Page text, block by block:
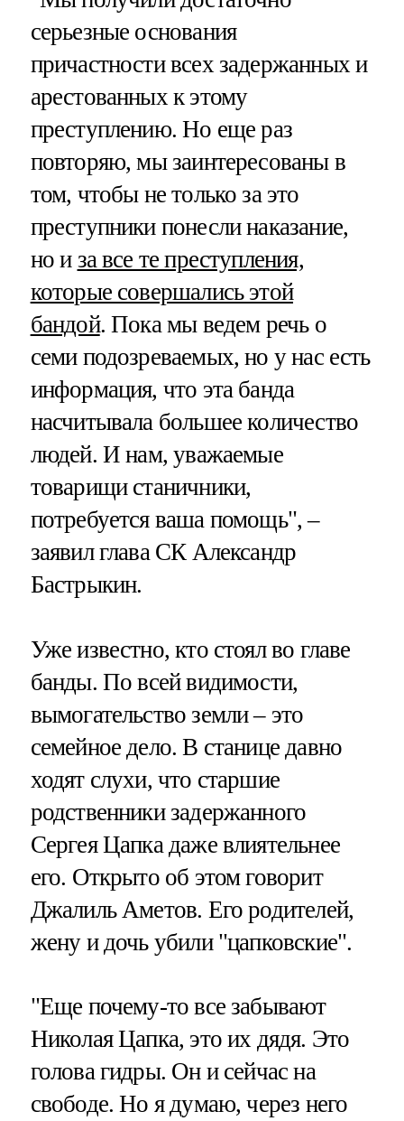
серьезные основания
причастности всех задержанных и
арестованных к этому
преступлению. Но еще раз
повторяю, мы заинтересованы в
том, чтобы не только за это
преступники понесли наказание,
но и за все те преступления,
которые совершались этой
бандой. Пока мы ведем речь о
семи подозреваемых, но у нас есть
информация, что эта банда
насчитывала большее количество
людей. И нам, уважаемые
товарищи станичники,
потребуется ваша помощь", –
заявил глава СК Александр
Бастрыкин.
Уже известно, кто стоял во главе
банды. По всей видимости,
вымогательство земли – это
семейное дело. В станице давно
ходят слухи, что старшие
родственники задержанного
Сергея Цапка даже влиятельнее
его. Открыто об этом говорит
Джалиль Аметов. Его родителей,
жену и дочь убили "цапковские".
"Еще почему-то все забывают
Николая Цапка, это их дядя. Это
голова гидры. Он и сейчас на
свободе. Но я думаю, через него